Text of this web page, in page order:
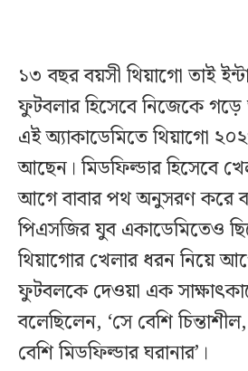
১৩ বছর বয়সী থিয়াগো তাই
ফুটবলার হিসেবে নিজেকে
এই অ্যাকাডেমিতে থিয়াগো
আছেন। মিডফিল্ডার হিসেবে
আগে বাবার পথ অনুসরণ করে
পিএসজির যুব একাডেমিতেও
থিয়াগোর খেলার ধরন নিয়ে
ফুটবলকে দেওয়া এক
বলেছিলেন, ‘সে বেশি
বেশি মিডফিল্ডার ঘরানার’।